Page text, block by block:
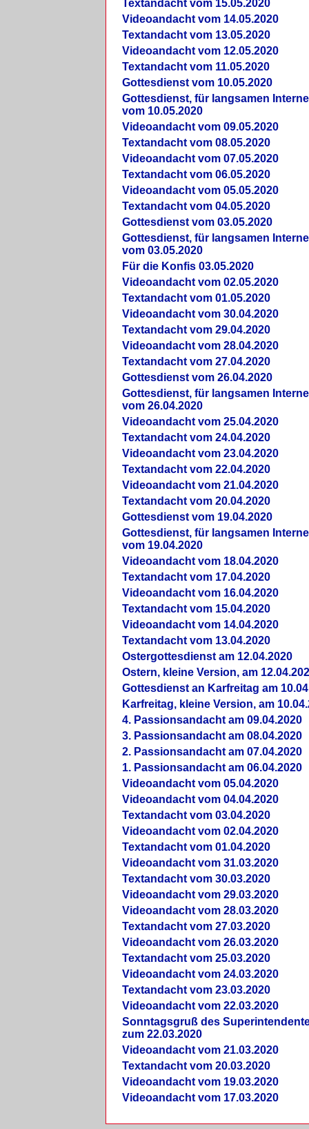
Textandacht vom 15.05.2020
Videoandacht vom 14.05.2020
Textandacht vom 13.05.2020
Videoandacht vom 12.05.2020
Textandacht vom 11.05.2020
Gottesdienst vom 10.05.2020
Gottesdienst, für langsamen
vom 10.05.2020
Videoandacht vom 09.05.2020
Textandacht vom 08.05.2020
Videoandacht vom 07.05.2020
Textandacht vom 06.05.2020
Videoandacht vom 05.05.2020
Textandacht vom 04.05.2020
Gottesdienst vom 03.05.2020
Gottesdienst, für langsamen
vom 03.05.2020
Für die Konfis 03.05.2020
Videoandacht vom 02.05.2020
Textandacht vom 01.05.2020
Videoandacht vom 30.04.2020
Textandacht vom 29.04.2020
Videoandacht vom 28.04.2020
Textandacht vom 27.04.2020
Gottesdienst vom 26.04.2020
Gottesdienst, für langsamen
vom 26.04.2020
Videoandacht vom 25.04.2020
Textandacht vom 24.04.2020
Videoandacht vom 23.04.2020
Textandacht vom 22.04.2020
Videoandacht vom 21.04.2020
Textandacht vom 20.04.2020
Gottesdienst vom 19.04.2020
Gottesdienst, für langsamen
vom 19.04.2020
Videoandacht vom 18.04.2020
Textandacht vom 17.04.2020
Videoandacht vom 16.04.2020
Textandacht vom 15.04.2020
Videoandacht vom 14.04.2020
Textandacht vom 13.04.2020
Ostergottesdienst am 12.04.2020
Ostern, kleine Version, am
Gottesdienst an Karfreitag am
Karfreitag, kleine Version, am
4. Passionsandacht am 09.04.2020
3. Passionsandacht am 08.04.2020
2. Passionsandacht am 07.04.2020
1. Passionsandacht am 06.04.2020
Videoandacht vom 05.04.2020
Videoandacht vom 04.04.2020
Textandacht vom 03.04.2020
Videoandacht vom 02.04.2020
Textandacht vom 01.04.2020
Videoandacht vom 31.03.2020
Textandacht vom 30.03.2020
Videoandacht vom 29.03.2020
Videoandacht vom 28.03.2020
Textandacht vom 27.03.2020
Videoandacht vom 26.03.2020
Textandacht vom 25.03.2020
Videoandacht vom 24.03.2020
Textandacht vom 23.03.2020
Videoandacht vom 22.03.2020
Sonntagsgruß des
zum 22.03.2020
Videoandacht vom 21.03.2020
Textandacht vom 20.03.2020
Videoandacht vom 19.03.2020
Videoandacht vom 17.03.2020